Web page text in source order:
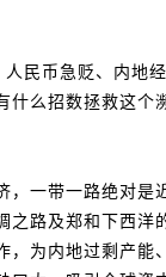
币急贬、内地经
什么招数拯救这个
一带一路绝对是
之路及郑和下西洋
，为内地过剩产能